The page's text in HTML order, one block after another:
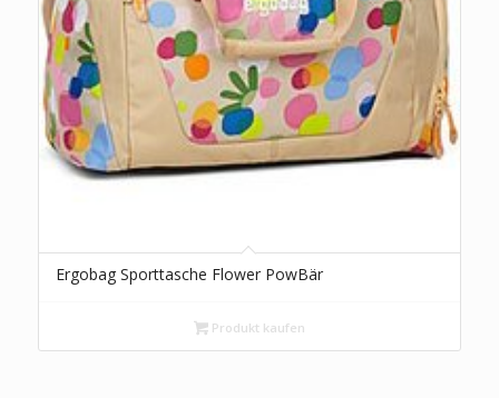
Ergobag Sporttasche Flower PowBär
Produkt kaufen